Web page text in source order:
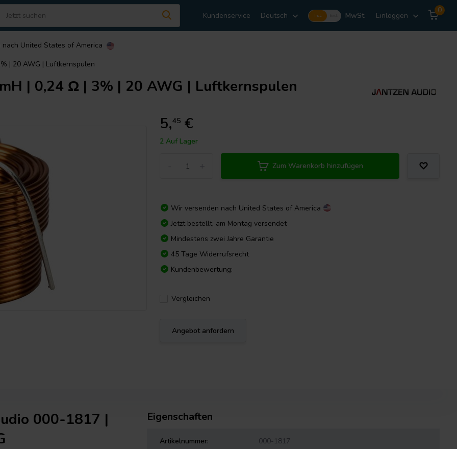
Kundenservice Deutsch Incl. MwSt. Einloggen
0
nach United States of America
| 20 AWG | Luftkernspulen
| 0,24 Ω | 3% | 20 AWG | Luftkernspulen
5,45 €
2 Auf Lager
Zum Warenkorb hinzufügen
Wir versenden nach United States of America
Jetzt bestellt, am Montag versendet
Mindestens zwei Jahre Garantie
45 Tage Widerrufsrecht
Kundenbewertung:
Vergleichen
Angebot anfordern
000-1817 |
Eigenschaften
Artikelnummer: 000-1817